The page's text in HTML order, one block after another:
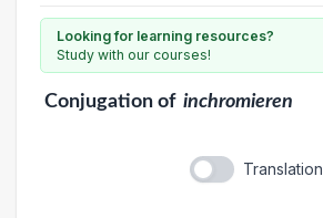
Looking for learning resources?
Study with our courses!
Conjugationof inchromieren
Translation